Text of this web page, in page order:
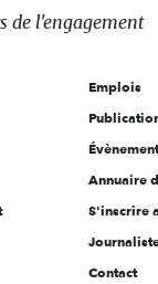
de l'engagement
Emplois
Annuaire
S'inscrire
Contact